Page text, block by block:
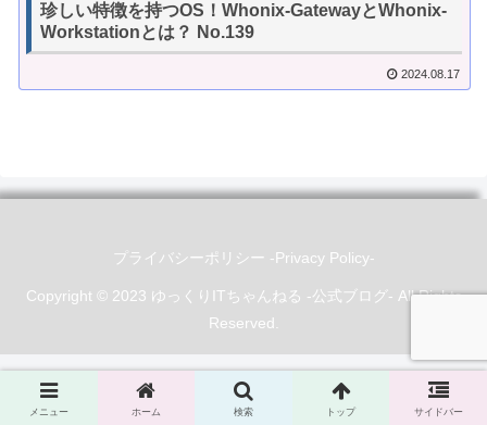
珍しい特徴を持つOS！Whonix-GatewayとWhonix-
Workstationとは？ No.139
2024.08.17
プライバシーポリシー -Privacy Policy-
Copyright © 2023 ゆっくりITちゃんねる -公式ブログ- All Rights
Reserved.
メニュー ホーム 検索 トップ サイドバー